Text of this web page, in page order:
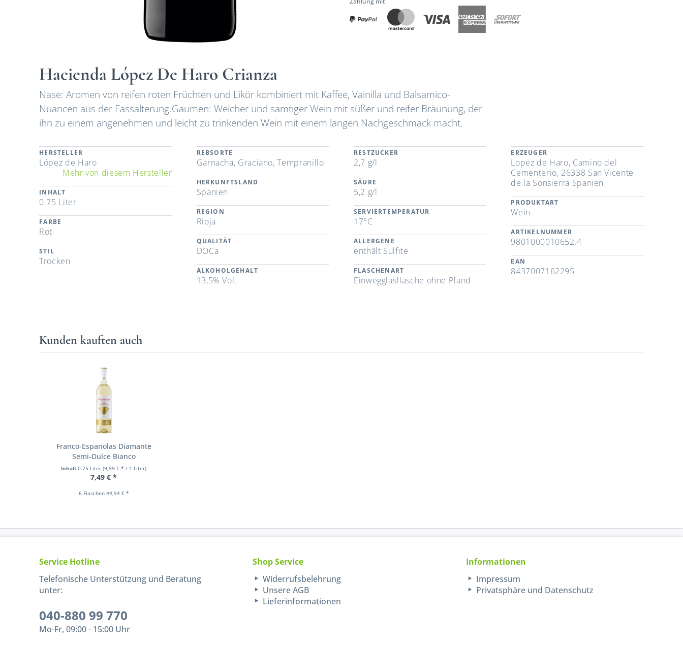
Hacienda López De Haro Crianza
Nase: Aromen von reifen roten Früchten und Likör kombiniert mit Kaffee, Vainilla und Balsamico-
Nuancen aus der Fassalterung.Gaumen: Weicher und samtiger Wein mit süßer und reifer Bräunung, der
ihn zu einem angenehmen und leicht zu trinkenden Wein mit einem langen Nachgeschmack macht.
HERSTELLER
López de Haro
Mehr von diesem Hersteller
INHALT
0.75 Liter
FARBE
Rot
STIL
Trocken
REBSORTE
Garnacha, Graciano, Tempranillo
HERKUNFTSLAND
Spanien
REGION
Rioja
QUALITÄT
DOCa
ALKOHOLGEHALT
13,5% Vol.
RESTZUCKER
2,7 g/l
SÄURE
5,2 g/l
SERVIERTEMPERATUR
17°C
ALLERGENE
enthält Sulfite
FLASCHENART
Einwegglasflasche ohne Pfand
ERZEUGER
Lopez de Haro, Camino del
Cementerio, 26338 San Vicente
de la Sonsierra Spanien
PRODUKTART
Wein
ARTIKELNUMMER
9801000010652.4
EAN
8437007162295
Kunden kauften auch
Franco-Espanolas Diamante
Semi-Dulce Bianco
Inhalt0.75 Liter(9,99 € * / 1 Liter)
7,49 € *
6 Flaschen 44,94 € *
Service Hotline
Telefonische Unterstützung und Beratung
unter:
040-880 99 770
Mo-Fr, 09:00 - 15:00 Uhr
Shop Service
Widerrufsbelehrung
Unsere AGB
Lieferinformationen
Informationen
Impressum
Privatsphäre und Datenschutz